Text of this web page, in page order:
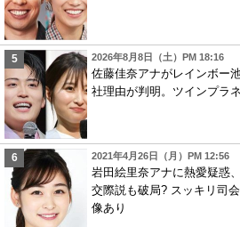
2026年8月8日（土）PM 18:16
佐藤佳奈アナがレインボー
社理由が判明。ツインプラ
2021年4月26日（月）PM 12:56
岩田絵里奈アナに熱愛疑惑
交際説も破局? スッキリ司
像あり